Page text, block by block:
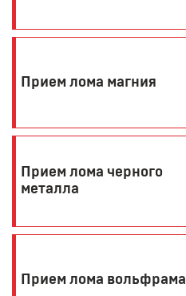
Прием лома магния
Прием лома черного
металла
Прием лома вольфрама